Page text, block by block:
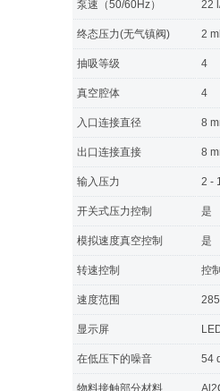
泵速（50/60Hz） 22
终态压力(无气镇阀) 2
抽吸等级 4
真空腔体 4
入口连接直径 8
出口连接直接 8
输入压力 2 -
开关式压力控制 是
模拟速度真空控制 是
转速控制 控
速度范围
显示屏
在低压下的噪音 54
物料接触部分材料